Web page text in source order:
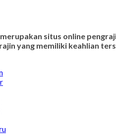
situs online
yang memiliki keahlian